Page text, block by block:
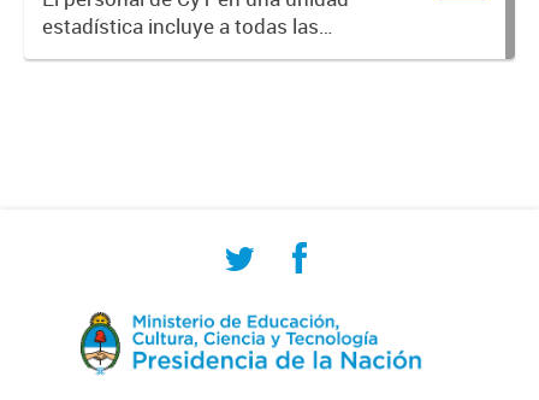
estadística incluye a todas las
personas involucradas